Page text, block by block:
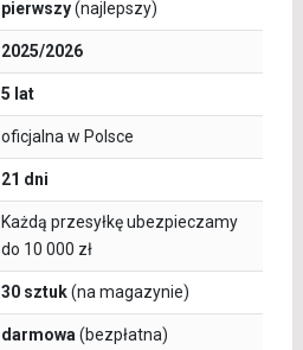
pierwszy(najlepszy)
2025/2026
5 lat
oficjalna w Polsce
21 dni
Każdą przesyłkę ubezpieczamy
do 10 000 zł
30 sztuk(na magazynie)
darmowa (bezpłatna)